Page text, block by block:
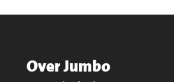
Over Jumbo